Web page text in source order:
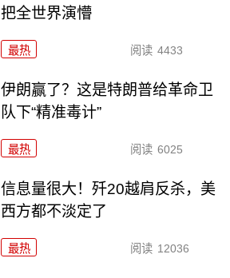
把全世界演懵
最热 阅读 4433
伊朗赢了？这是特朗普给革命卫
队下“精准毒计”
最热 阅读 6025
信息量很大！歼20越肩反杀，美
西方都不淡定了
最热 阅读 12036